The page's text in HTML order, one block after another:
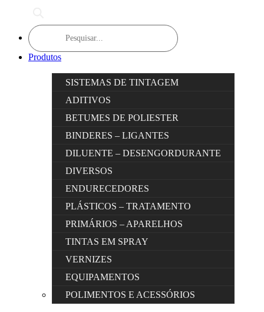
Products
search
Produtos
SISTEMAS DE TINTAGEM
ADITIVOS
BETUMES DE POLIESTER
BINDERES – LIGANTES
DILUENTE – DESENGORDURANTE
DIVERSOS
ENDURECEDORES
PLÁSTICOS – TRATAMENTO
PRIMÁRIOS – APARELHOS
TINTAS EM SPRAY
VERNIZES
EQUIPAMENTOS
POLIMENTOS E ACESSÓRIOS